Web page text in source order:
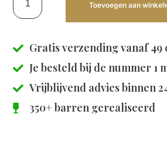
Toevoegen aan
Gratis verzending vanaf 49
Je besteld bij de nummer 1
Vrijblijvend advies binnen
350+ barren gerealiseerd